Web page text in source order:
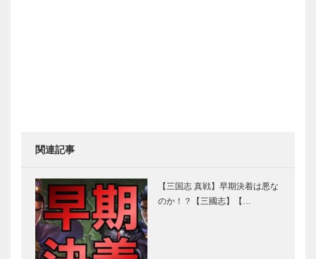
関連記事
【三国志 真戦】早期決着は悪な
のか！？【三國志】【…